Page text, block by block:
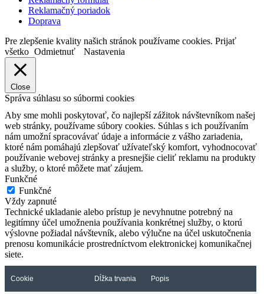
Reklamačný poriadok
Doprava
Pre zlepšenie kvality našich stránok používame cookies. Prijať
všetko Odmietnuť Nastavenia
Close
Správa súhlasu so súbormi cookies
Aby sme mohli poskytovať, čo najlepší zážitok návštevníkom našej
web stránky, používame súbory cookies. Súhlas s ich používaním
nám umožní spracovávať údaje a informácie z vášho zariadenia,
ktoré nám pomáhajú zlepšovať užívateľský komfort, vyhodnocovať
používanie webovej stránky a presnejšie cieliť reklamu na produkty
a služby, o ktoré môžete mať záujem.
Funkčné
Funkčné
Vždy zapnuté
Technické ukladanie alebo prístup je nevyhnutne potrebný na
legitímny účel umožnenia používania konkrétnej služby, o ktorú
výslovne požiadal návštevník, alebo výlučne na účel uskutočnenia
prenosu komunikácie prostredníctvom elektronickej komunikačnej
siete.
Cookie Dĺžka trvania Popis